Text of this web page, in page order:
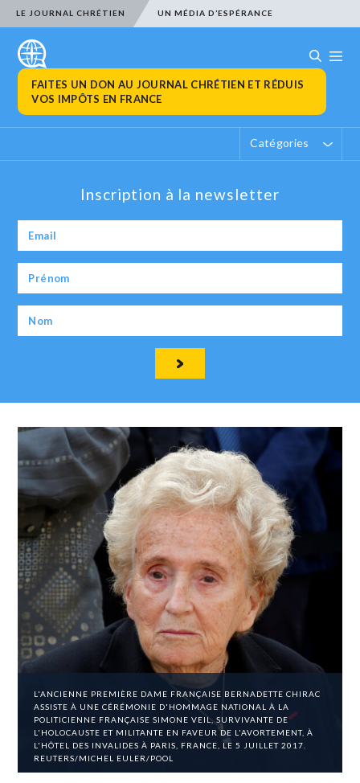
LE JOURNAL CHRÉTIEN UN MÉDIA D’ESPÉRANCE
FAITES UN DON AU JOURNAL CHRÉTIEN ET RÉDUIS
VOS IMPÔTS EN FRANCE
Catégories
Inscription à la newsletter
L'ANCIENNE PREMIÈRE DAME FRANÇAISE BERNADETTE CHIRAC
ASSISTE À UNE CÉRÉMONIE D'HOMMAGE NATIONAL À LA
POLITICIENNE FRANÇAISE SIMONE VEIL, SURVIVANTE DE
L'HOLOCAUSTE ET MILITANTE EN FAVEUR DE L'AVORTEMENT, À
L'HÔTEL DES INVALIDES À PARIS, FRANCE, LE 5 JUILLET 2017.
REUTERS/MICHEL EULER/POOL